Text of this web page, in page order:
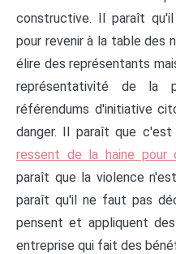
constructive. Il paraît
pour revenir à la table des
élire des représentants
représentativité de la
référendums d'initiative
danger. Il paraît que
ressent de la haine pour
paraît que la violence
paraît qu'il ne faut pas
pensent et appliquent
entreprise qui fait des